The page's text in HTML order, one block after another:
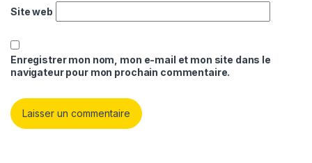
Site web
Enregistrer mon nom, mon e-mail et mon site dans le
navigateur pour mon prochain commentaire.